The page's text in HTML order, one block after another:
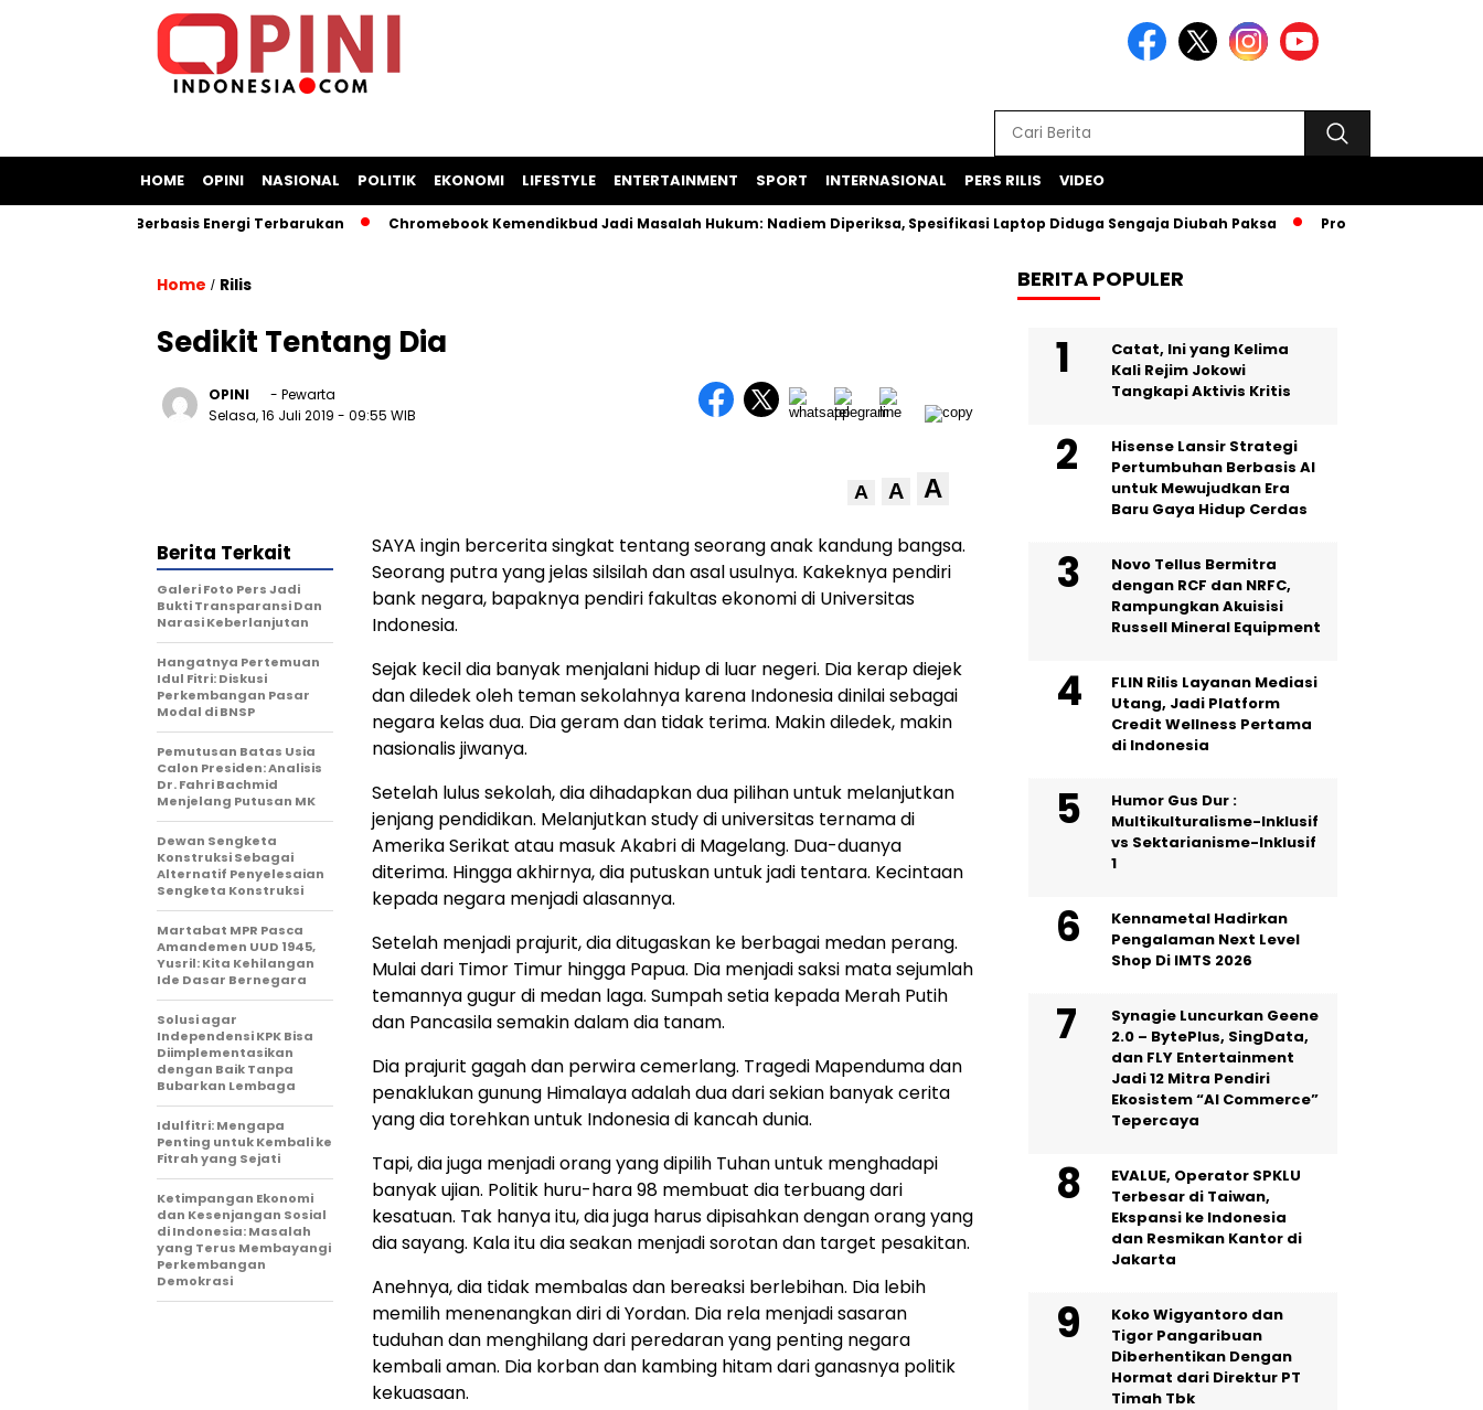
HOME OPINI NASIONAL POLITIK EKONOMI LIFESTYLE ENTERTAINMENT SPORT INTERNASIONAL PERS RILIS VIDEO
Kapal Berbasis Energi Terbarukan Chromebook Kemendikbud Jadi Masalah Hukum: Nadiem Diperiksa, Spesifikasi Laptop Diduga Sengaja Diubah Paksa Proyek Iklan Bank BJB
Home / Rilis
Sedikit Tentang Dia
OPINI
- Pewarta
Selasa, 16 Juli 2019 - 09:55 WIB
A A A
SAYA ingin bercerita singkat tentang seorang anak kandung bangsa.
Seorang putra yang jelas silsilah dan asal usulnya. Kakeknya pendiri
bank negara, bapaknya pendiri fakultas ekonomi di Universitas
Indonesia.
Sejak kecil dia banyak menjalani hidup di luar negeri. Dia kerap diejek
dan diledek oleh teman sekolahnya karena Indonesia dinilai sebagai
negara kelas dua. Dia geram dan tidak terima. Makin diledek, makin
nasionalis jiwanya.
Setelah lulus sekolah, dia dihadapkan dua pilihan untuk melanjutkan
jenjang pendidikan. Melanjutkan study di universitas ternama di
Amerika Serikat atau masuk Akabri di Magelang. Dua-duanya
diterima. Hingga akhirnya, dia putuskan untuk jadi tentara. Kecintaan
kepada negara menjadi alasannya.
Setelah menjadi prajurit, dia ditugaskan ke berbagai medan perang.
Mulai dari Timor Timur hingga Papua. Dia menjadi saksi mata sejumlah
temannya gugur di medan laga. Sumpah setia kepada Merah Putih
dan Pancasila semakin dalam dia tanam.
Dia prajurit gagah dan perwira cemerlang. Tragedi Mapenduma dan
penaklukan gunung Himalaya adalah dua dari sekian banyak cerita
yang dia torehkan untuk Indonesia di kancah dunia.
Tapi, dia juga menjadi orang yang dipilih Tuhan untuk menghadapi
banyak ujian. Politik huru-hara 98 membuat dia terbuang dari
kesatuan. Tak hanya itu, dia juga harus dipisahkan dengan orang yang
dia sayang. Kala itu dia seakan menjadi sorotan dan target pesakitan.
Anehnya, dia tidak membalas dan bereaksi berlebihan. Dia lebih
memilih menenangkan diri di Yordan. Dia rela menjadi sasaran
tuduhan dan menghilang dari peredaran yang penting negara
kembali aman. Dia korban dan kambing hitam dari ganasnya politik
kekuasaan.
Berita Terkait
Galeri Foto Pers Jadi
Bukti Transparansi Dan
Narasi Keberlanjutan
Hangatnya Pertemuan
Idul Fitri: Diskusi
Perkembangan Pasar
Modal di BNSP
Pemutusan Batas Usia
Calon Presiden: Analisis
Dr. Fahri Bachmid
Menjelang Putusan MK
Dewan Sengketa
Konstruksi Sebagai
Alternatif Penyelesaian
Sengketa Konstruksi
Martabat MPR Pasca
Amandemen UUD 1945,
Yusril: Kita Kehilangan
Ide Dasar Bernegara
Solusi agar
Independensi KPK Bisa
Diimplementasikan
dengan Baik Tanpa
Bubarkan Lembaga
Idulfitri: Mengapa
Penting untuk Kembali ke
Fitrah yang Sejati
Ketimpangan Ekonomi
dan Kesenjangan Sosial
di Indonesia: Masalah
yang Terus Membayangi
Perkembangan
Demokrasi
BERITA POPULER
Catat, Ini yang Kelima
Kali Rejim Jokowi
Tangkapi Aktivis Kritis
Hisense Lansir Strategi
Pertumbuhan Berbasis AI
untuk Mewujudkan Era
Baru Gaya Hidup Cerdas
Novo Tellus Bermitra
dengan RCF dan NRFC,
Rampungkan Akuisisi
Russell Mineral Equipment
FLIN Rilis Layanan Mediasi
Utang, Jadi Platform
Credit Wellness Pertama
di Indonesia
Humor Gus Dur :
Multikulturalisme-Inklusif
vs Sektarianisme-Inklusif
1
Kennametal Hadirkan
Pengalaman Next Level
Shop Di IMTS 2026
Synagie Luncurkan Geene
2.0 – BytePlus, SingData,
dan FLY Entertainment
Jadi 12 Mitra Pendiri
Ekosistem “AI Commerce”
Tepercaya
EVALUE, Operator SPKLU
Terbesar di Taiwan,
Ekspansi ke Indonesia
dan Resmikan Kantor di
Jakarta
Koko Wigyantoro dan
Tigor Pangaribuan
Diberhentikan Dengan
Hormat dari Direktur PT
Timah Tbk